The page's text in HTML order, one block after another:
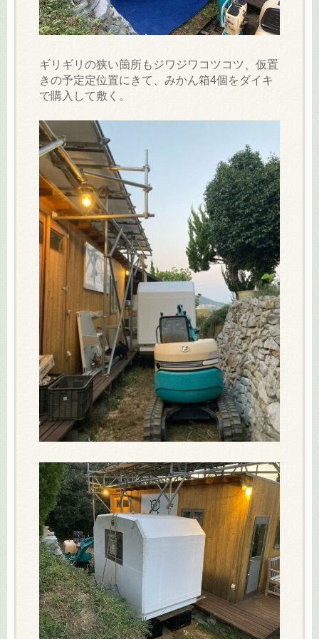
ギリギリの狭い箇所もジワジワコツコツ、仮置
きの予定定位置にきて、みかん箱4個をダイキ
で購入して敷く。